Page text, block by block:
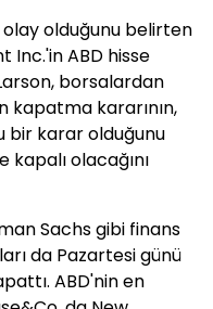
olduğunu belirten
Inc.'in ABD hisse
borsalardan
kararının,
bir karar olduğunu
olacağını
Sachs gibi finans
da Pazartesi günü
ABD'nin en